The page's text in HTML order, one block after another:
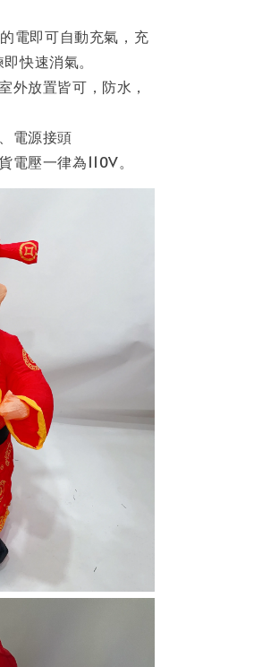
電即可自動充氣，充
快速消氣。
外放置皆可，防水，
電源接頭
壓一律為110V。